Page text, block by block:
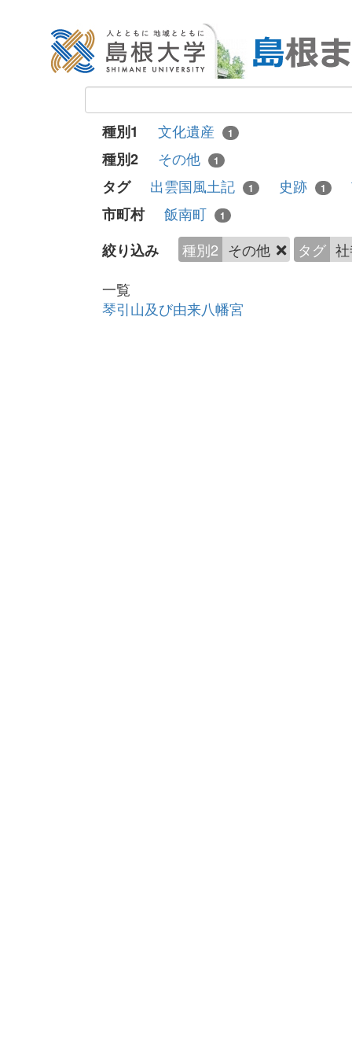
種別1 文化遺産 1
種別2 その他 1
タグ 出雲国風土記 1 史跡 1
市町村
飯南町 1
絞り込み 種別2 その他 タグ
一覧
琴引山及び由来八幡宮